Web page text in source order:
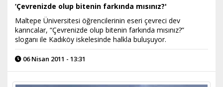
‘Çevrenizde olup bitenin farkında mısınız?'
Maltepe Üniversitesi öğrencilerinin eseri çevreci dev
karıncalar, “Çevrenizde olup bitenin farkında mısınız?”
sloganı ile Kadıköy iskelesinde halkla buluşuyor.
06 Nisan 2011 - 13:31